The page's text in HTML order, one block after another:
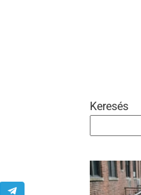
Keresés